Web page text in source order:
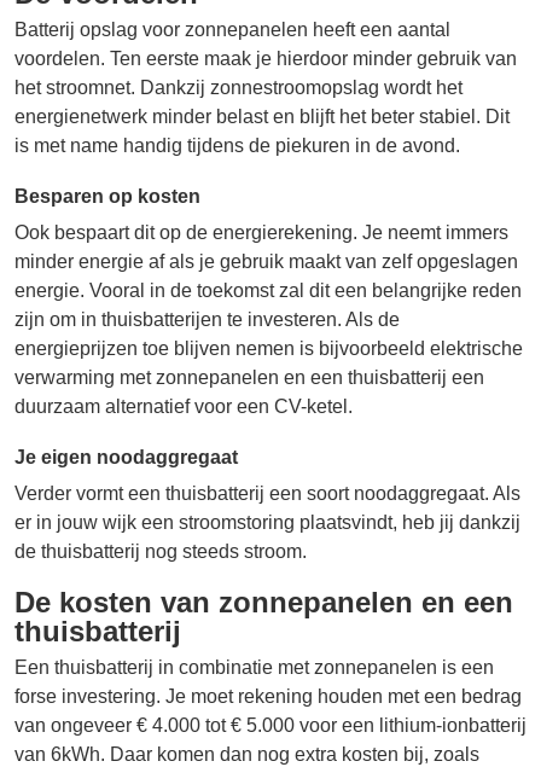
Batterij opslag voor zonnepanelen heeft een aantal
voordelen. Ten eerste maak je hierdoor minder gebruik van
het stroomnet. Dankzij zonnestroomopslag wordt het
energienetwerk minder belast en blijft het beter stabiel. Dit
is met name handig tijdens de piekuren in de avond.
Besparen op kosten
Ook bespaart dit op de energierekening. Je neemt immers
minder energie af als je gebruik maakt van zelf opgeslagen
energie. Vooral in de toekomst zal dit een belangrijke reden
zijn om in thuisbatterijen te investeren. Als de
energieprijzen toe blijven nemen is bijvoorbeeld elektrische
verwarming met zonnepanelen en een thuisbatterij een
duurzaam alternatief voor een CV-ketel.
Je eigen noodaggregaat
Verder vormt een thuisbatterij een soort noodaggregaat. Als
er in jouw wijk een stroomstoring plaatsvindt, heb jij dankzij
de thuisbatterij nog steeds stroom.
De kosten van zonnepanelen en een
thuisbatterij
Een thuisbatterij in combinatie met zonnepanelen is een
forse investering. Je moet rekening houden met een bedrag
van ongeveer € 4.000 tot € 5.000 voor een lithium-ionbatterij
van 6kWh. Daar komen dan nog extra kosten bij, zoals